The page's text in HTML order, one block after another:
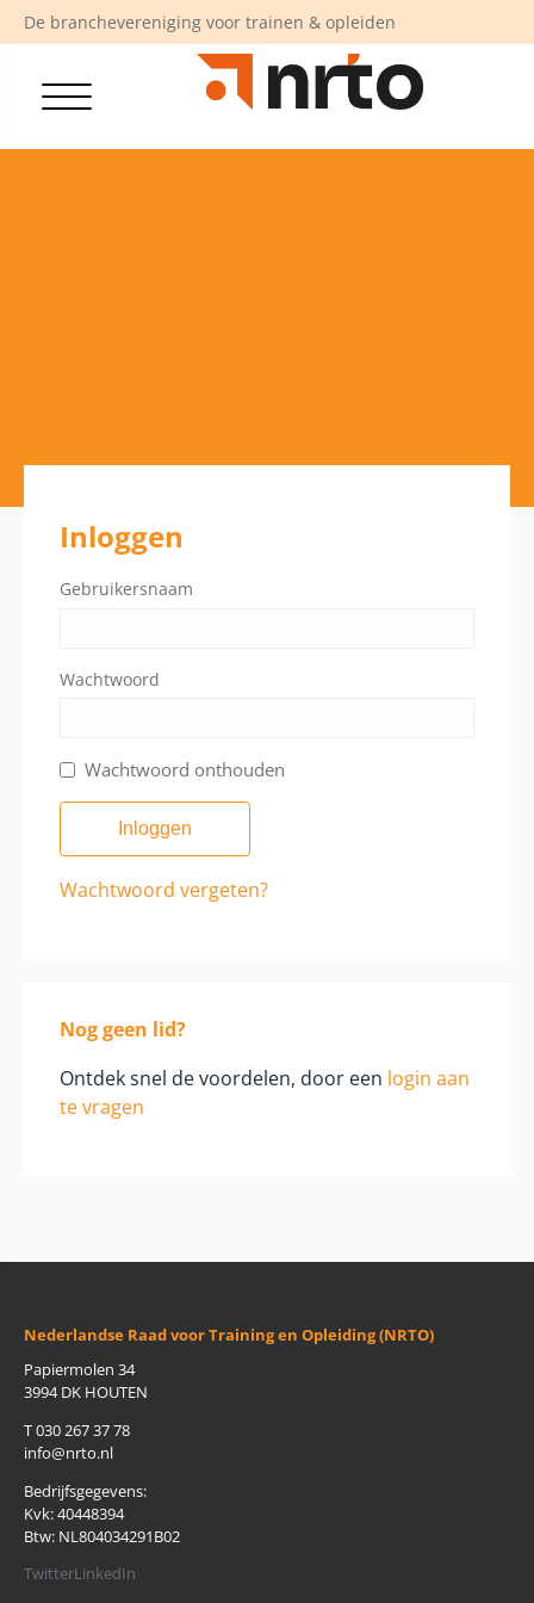
De branchevereniging voor trainen & opleiden
Inloggen
Gebruikersnaam
Wachtwoord
Wachtwoord onthouden
Wachtwoord vergeten?
Nog geen lid?
Ontdek snel de voordelen, door een login aan
te vragen
Nederlandse Raad voor Training en Opleiding (NRTO)
Papiermolen 34
3994 DK HOUTEN
T 030 267 37 78
info@nrto.nl
Bedrijfsgegevens:
Kvk: 40448394
Btw: NL804034291B02
TwitterLinkedIn